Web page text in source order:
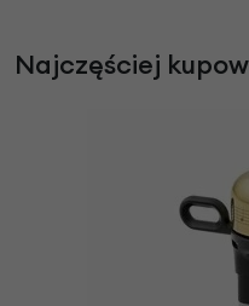
Najczęściej